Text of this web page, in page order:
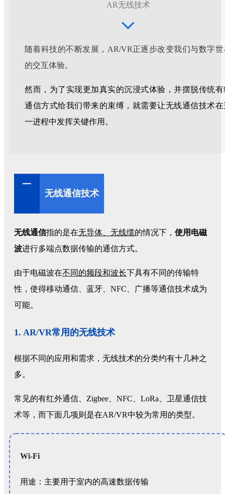
AR无线技术
随着科技的不断发展，AR/VR正逐步改变我们与数字世
的交互体验。
然而，为了实现更加真实的沉浸式体验，并摆脱传统有
通信方式给我们带来的束缚，就需要让无线通信技术在
一进程中发挥关键作用。
一
无线通信技术
无线通信指的是在无导体、无线缆的情况下， 使用 电磁
波进行多端点数据传输的通信方式。
由于电磁波在不同的频段和波长下具有不同的传输特
性，使得移动通信、蓝牙、NFC、广播等通信技术成为
可能。
1. AR/VR常用的无线技术
根据不同的应用和需求，无线技术的分类约有十几种之
多。
常见的有红外通信、Zigbee、NFC、LoRa、卫星通信技
术等，而下面几项则是在AR/VR中较为常用的类型。
Wi-Fi
用途：主要用于室内的高速数据传输